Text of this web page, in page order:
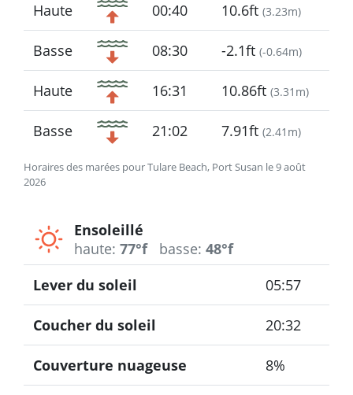
Horaires des marées pour Tulare Beach, Port Susan le 9 août
2026
Haute 00:40 10.6ft (3.23m)
Basse 08:30 -2.1ft (-0.64m)
Haute 16:31 10.86ft (3.31m)
Basse 21:02 7.91ft (2.41m)
Ensoleillé
haute: 77°f basse: 48°f
Lever du soleil 05:57
Coucher du soleil 20:32
Couverture nuageuse 8%